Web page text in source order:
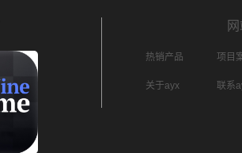
热销产品 项目
关于ayx 联系